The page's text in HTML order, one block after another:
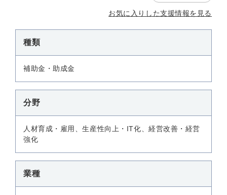
お気に入りした支援情報を見る
種類
補助金・助成金
分野
人材育成・雇用、生産性向上・IT化、経営改善・経営
強化
業種